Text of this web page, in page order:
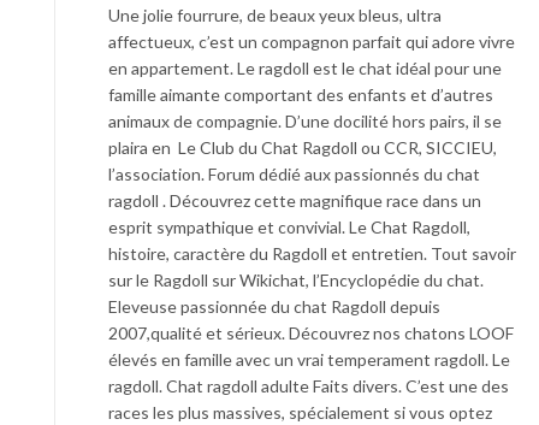
Une jolie fourrure, de beaux yeux bleus, ultra
affectueux, c’est un compagnon parfait qui adore vivre
en appartement. Le ragdoll est le chat idéal pour une
famille aimante comportant des enfants et d’autres
animaux de compagnie. D’une docilité hors pairs, il se
plaira en Le Club du Chat Ragdoll ou CCR, SICCIEU,
l’association. Forum dédié aux passionnés du chat
ragdoll . Découvrez cette magnifique race dans un
esprit sympathique et convivial. Le Chat Ragdoll,
histoire, caractère du Ragdoll et entretien. Tout savoir
sur le Ragdoll sur Wikichat, l’Encyclopédie du chat.
Eleveuse passionnée du chat Ragdoll depuis
2007,qualité et sérieux. Découvrez nos chatons LOOF
élevés en famille avec un vrai temperament ragdoll. Le
ragdoll. Chat ragdoll adulte Faits divers. C’est une des
races les plus massives, spécialement si vous optez